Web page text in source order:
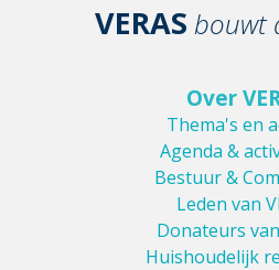
VERAS bouwt
Over
Thema's en
Agenda &
Bestuur &
Leden van
Donateurs van
Huishoudelijk